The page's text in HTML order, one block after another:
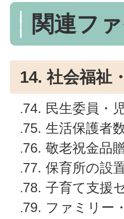
関連フ
14. 社会福祉
民生委員・
生活保護者
敬老祝金品
保育所の設
子育て支援
ファミリー